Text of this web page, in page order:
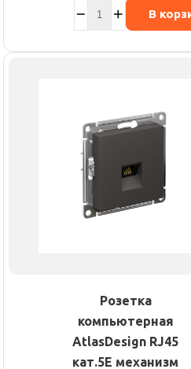
В
Розетка
компьютерная
AtlasDesign RJ45
кат.5E механизм